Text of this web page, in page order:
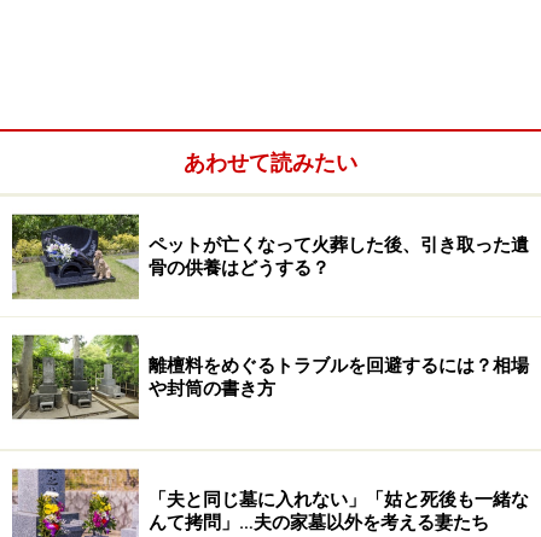
寺院との関係がこじれてしまった場合
そもそも離檀料とは
離檀料を包むときの表書きは「お布施」で。奉書紙か白封筒
を使用。
をする際にはそれまでのお礼として「お布施」を包む慣
習があります。もともと離檀料という言葉は使われてい
あわせて読みたい
ペットが亡くなって火葬した後、引き取った遺
骨の供養はどうする？
離檀料をめぐるトラブルを回避するには？相場
や封筒の書き方
「夫と同じ墓に入れない」「姑と死後も一緒な
んて拷問」…夫の家墓以外を考える妻たち